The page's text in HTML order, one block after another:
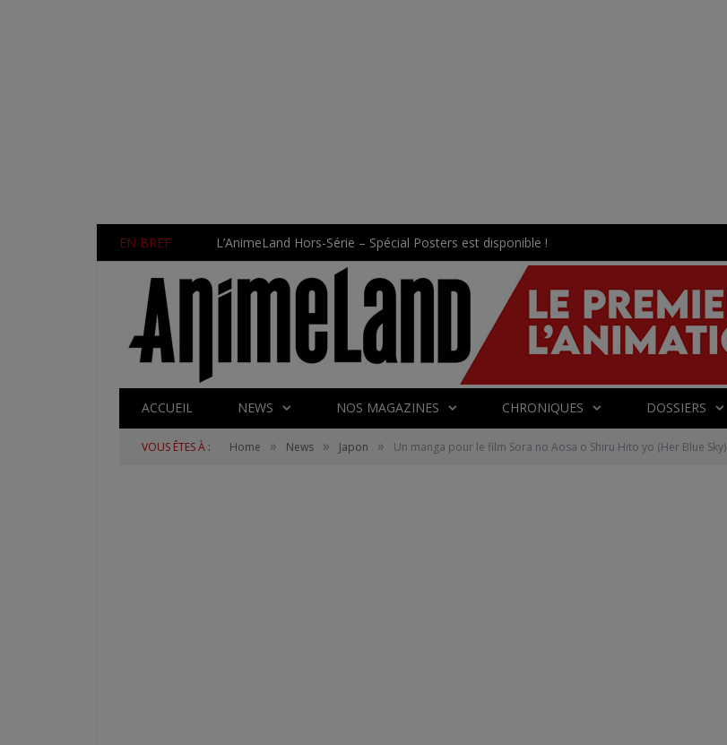
EN BREF L’AnimeLand Hors-Série – Spécial Posters est disponible !
ACCUEIL NEWS NOS MAGAZINES CHRONIQUES DOSSIERS
VOUS ÊTES À : Home » News » Japon » Un manga pour le film Sora no Aosa o Shiru Hito yo (Her Blue Sky)